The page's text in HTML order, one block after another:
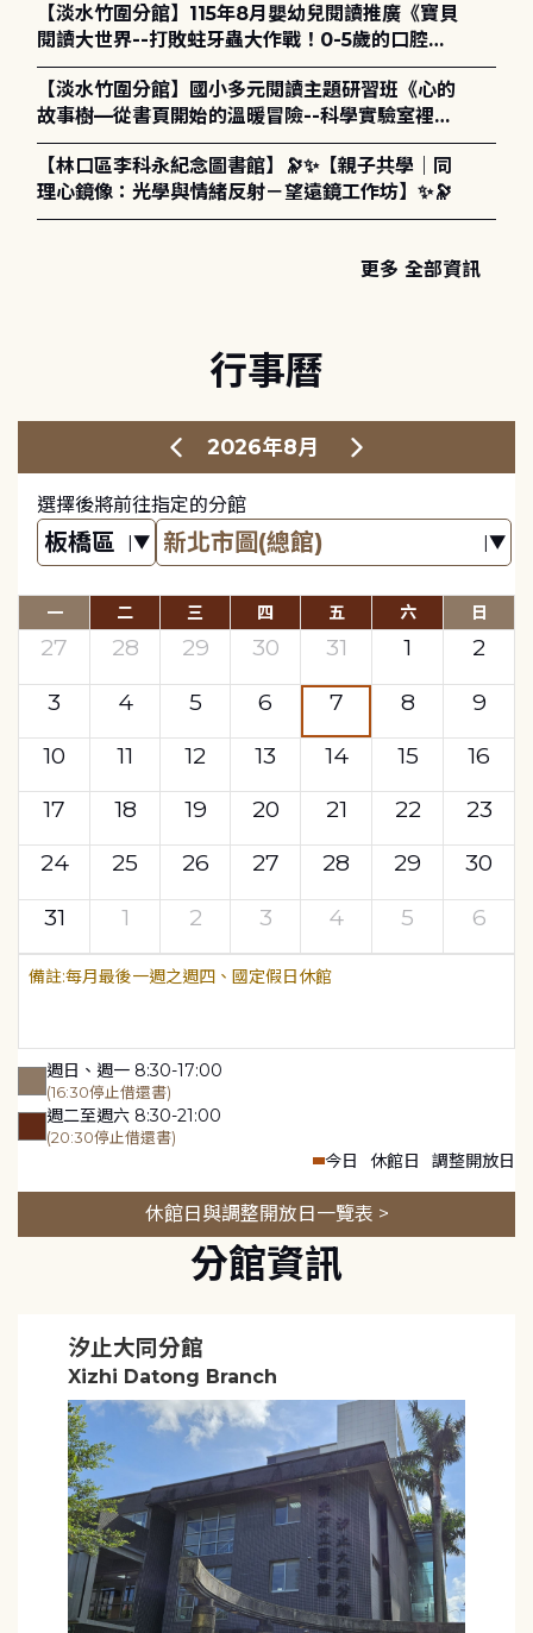
【淡水竹圍分館】115年8月嬰幼兒閱讀推廣《寶貝
閱讀大世界--打敗蛀牙蟲大作戰！0-5歲的口腔照
護全攻略》
【淡水竹圍分館】國小多元閱讀主題研習班《心的
故事樹—從書頁開始的溫暖冒險--科學實驗室裡的
放電章魚》
【林口區李科永紀念圖書館】🔭✨【親子共學｜同
理心鏡像：光學與情緒反射－望遠鏡工作坊】✨🔭
更多 全部資訊
行事曆
2026年8月
選擇後將前往指定的分館
一 二 三 四 五 六 日
27 28 29 30 31 1
2
3
4 5 6 7 8
9
10
11 12 13 14 15
16
17
18 19 20 21 22
23
24
25 26 27 28 29
30
31
1 2 3 4 5 6
每月最後一週之週四、國定假日休館
週日、週一 8:30-17:00
(16:30停止借還書)
週二至週六 8:30-21:00
(20:30停止借還書)
今日 休館日 調整開放日
休館日與調整開放日一覽表 >
分館資訊
汐止大同分館
Xizhi Datong Branch